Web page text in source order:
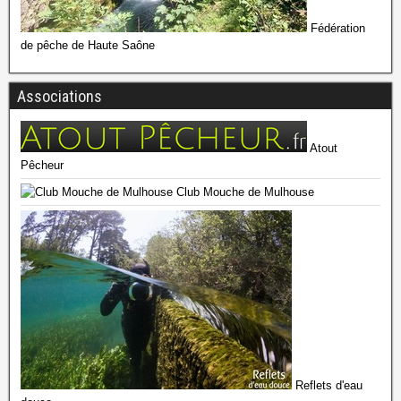
Fédération
de pêche de Haute Saône
Associations
Atout
Pêcheur
Club Mouche de Mulhouse
Reflets d'eau